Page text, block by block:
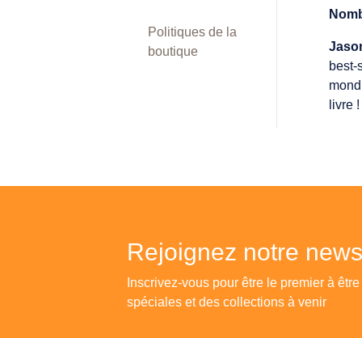
Politiques de la
boutique
best-
livre !
Rejoignez notre
Inscrivez-vous pour être le premier à
spéciales et des collections à venir